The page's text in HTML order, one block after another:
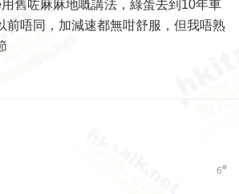
舊咗麻麻地嘅講法，綠蛋去到10年車
前唔同，加減速都無咁舒服，但我唔熟
6#